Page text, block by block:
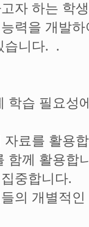
자 하는 학
력을 개발
습니다. .
학습 필요성
료를 활용
함께 활용합
중합니다.
의 개별적